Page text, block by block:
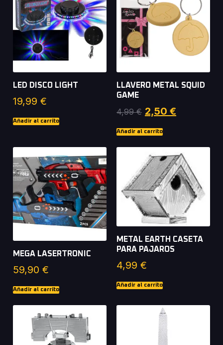
LED DISCO LIGHT
19,99 €
Añadir al carrito
LLAVERO METAL SQUID
GAME
4,99€ 2,50 €
Añadir al carrito
MEGA LASERTRONIC
59,90 €
Añadir al carrito
METAL EARTH CASETA
PARA PAJAROS
4,99 €
Añadir al carrito